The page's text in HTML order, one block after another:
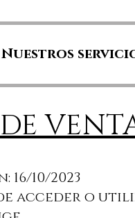
Nuestros
10/2023
acceder o